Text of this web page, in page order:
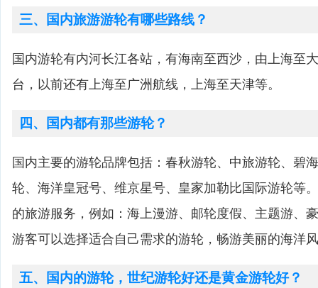
三、国内旅游游轮有哪些路线？
国内游轮有内河长江各站，有海南至西沙，由上海至
台，以前还有上海至广洲航线，上海至天津等。
四、国内都有那些游轮？
国内主要的游轮品牌包括：春秋游轮、中旅游轮、碧
轮、海洋皇冠号、维京星号、皇家加勒比国际游轮等
的旅游服务，例如：海上漫游、邮轮度假、主题游、
游客可以选择适合自己需求的游轮，畅游美丽的海洋
五、国内的游轮，世纪游轮好还是黄金游轮好？